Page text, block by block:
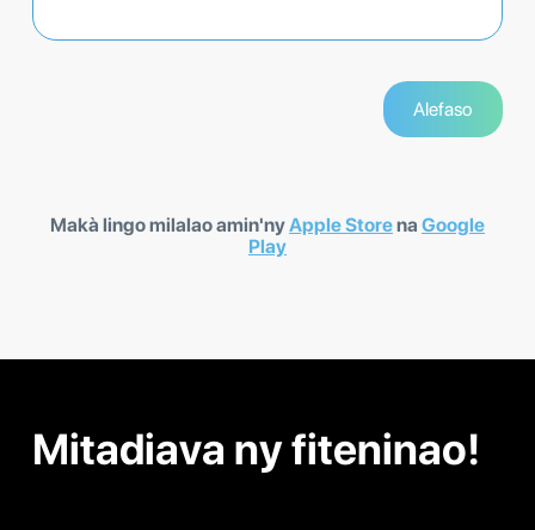
Makà lingo milalao amin'nyApple Storena Google
Play
Mitadiava ny fiteninao!